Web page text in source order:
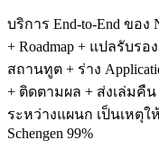
บริการ End-to-End ขอ
+ Roadmap + แปลรับร
สถานทูต + ร่าง
+ ติดตามผล + ส่งเล่มคื
ระหว่างแผนก เป็นเหตุให้
Schengen 99%